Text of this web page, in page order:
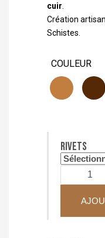
cuir
Création
Schistes.
COULEUR
Rivets
quantité
de
Grande
poche